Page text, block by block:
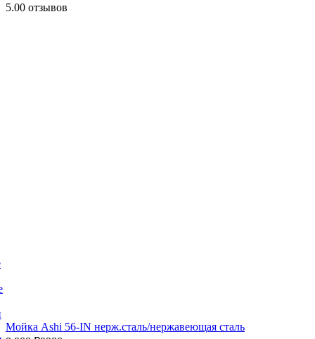
5.00 отзывов
Мойка Ashi 56-IN нерж.сталь/нержавеющая сталь